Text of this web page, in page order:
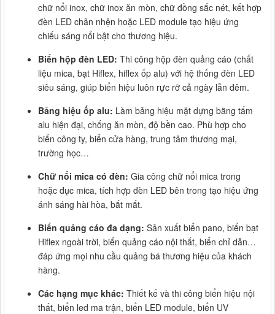
chữ nổi inox, chữ inox ăn mòn, chữ đồng sắc nét, kết hợp
đèn LED chân nhện hoặc LED module tạo hiệu ứng
chiếu sáng nổi bật cho thương hiệu.
Biển hộp đèn LED: Thi công hộp đèn quảng cáo (chất
liệu mica, bạt Hiflex, hiflex ốp alu) với hệ thống đèn LED
siêu sáng, giúp biển hiệu luôn rực rỡ cả ngày lẫn đêm.
Bảng hiệu ốp alu: Làm bảng hiệu mặt dựng bằng tấm
alu hiện đại, chống ăn mòn, độ bền cao. Phù hợp cho
biển công ty, biển cửa hàng, trung tâm thương mại,
trường học…
Chữ nổi mica có đèn: Gia công chữ nổi mica trong
hoặc đục mica, tích hợp đèn LED bên trong tạo hiệu ứng
ánh sáng hài hòa, bắt mắt.
Biển quảng cáo đa dạng: Sản xuất biển pano, biển bạt
Hiflex ngoài trời, biển quảng cáo nội thất, biển chỉ dẫn…
đáp ứng mọi nhu cầu quảng bá thương hiệu của khách
hàng.
Các hạng mục khác: Thiết kế và thi công biển hiệu nội
thất, biển led ma trận, biển LED module, biển UV